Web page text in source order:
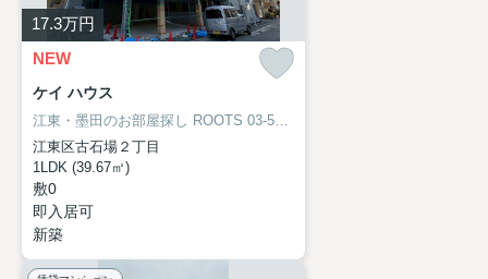
17.3万円
NEW
ケイ ハウス
江東・墨田のお部屋探し ROOTS 03-5638-8866
江東区古石場２丁目
1LDK (39.67㎡)
敷0
即入居可
新築